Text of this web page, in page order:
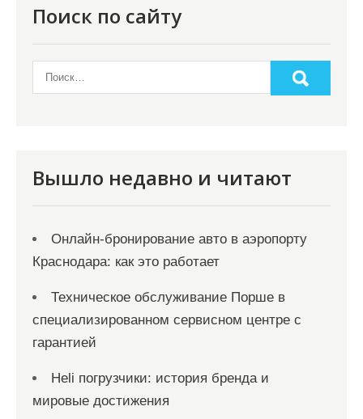
Поиск по сайту
Вышло недавно и читают
Онлайн‑бронирование авто в аэропорту
Краснодара: как это работает
Техническое обслуживание Порше в
специализированном сервисном центре с
гарантией
Heli погрузчики: история бренда и
мировые достижения